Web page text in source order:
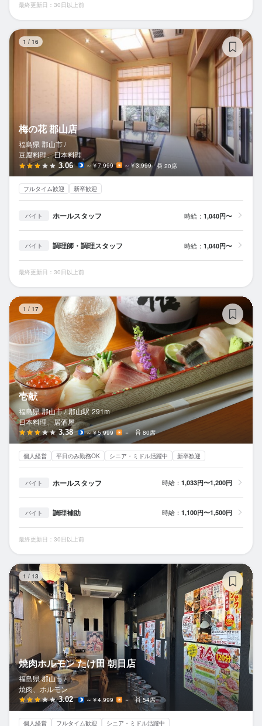
最終更新日：30日以上前
1 / 16
梅の花 郡山店
福島県 郡山市 /
豆腐料理、日本料理
3.06 ～￥7,999 ～￥3,999 20席
フルタイム歓迎 新卒歓迎
バイト ホールスタッフ 時給： 1,040円〜
バイト 調理師・調理スタッフ 時給： 1,040円〜
最終更新日：30日以上前
1 / 17
壱献
福島県 郡山市 / 郡山駅 291m
日本料理、居酒屋
3.38 ～￥5,999 － 80席
個人経営 平日のみ勤務OK シニア・ミドル活躍中 新卒歓迎
バイト ホールスタッフ 時給： 1,033円〜1,200円
バイト 調理補助 時給： 1,100円〜1,500円
最終更新日：30日以上前
1 / 13
焼肉ホルモン たけ田 朝日店
福島県 郡山市 /
焼肉、ホルモン
3.02 ～￥4,999 － 54席
個人経営 フルタイム歓迎 シニア・ミドル活躍中